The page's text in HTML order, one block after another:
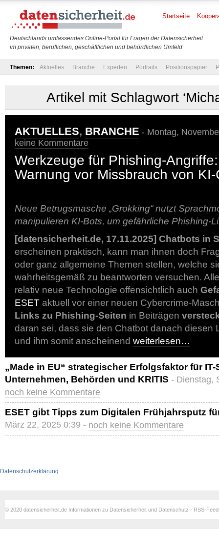
Deutschlands umfassendes Online-Portal für Fragen der Datensicherheit
im privaten, beruflichen, geschäftlichen und behördlichen Umfeld
Startseite
Themen: Aktuelles Branche Experten Portraits Positionspapier
Artikel mit Schlagwort
AKTUELLES, BRANCHE - Montag,
keine Kommentare
Werkzeuge für Phishing-
Warnung vor Missbrauch von
Neue Betrugsmasche „Grokking“ nutzt
manipulieren KI-Bots, um gefährliche Phishing-
[datensicherheit.de, 17.11.2025] Chatbots in
erscheinen praktisch, kann man ihnen doch
oder ganz allgemeine Themen stellen, welche
wahrheitsgemäß zu beantworten versuchen.
relativ neue Technologie offensichtlich auch
ESET aktuell vor einer neuen Cybercrime-
Links zu Phishing-Seiten in Beiträgen
daran sei, dass sie den Chatbot danach diesen
und ihm somit anscheinend weiterlesen…
„Made in EU“ strategischer Erfolgsfaktor für
Unternehmen, Behörden und KRITIS - Dienstag,
noch keine Kommentare
ESET gibt Tipps zum Digitalen Frühjahrsputz
März 22, 2025 0:39 - noch keine Kommentare
Datenschutzerklärung
© 2020 datensicherheit.de Informationen zu Datensicherheit und Datenschutz - RSS-